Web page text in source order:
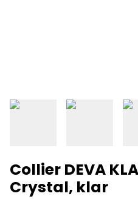
Collier DEVA
Crystal, klar